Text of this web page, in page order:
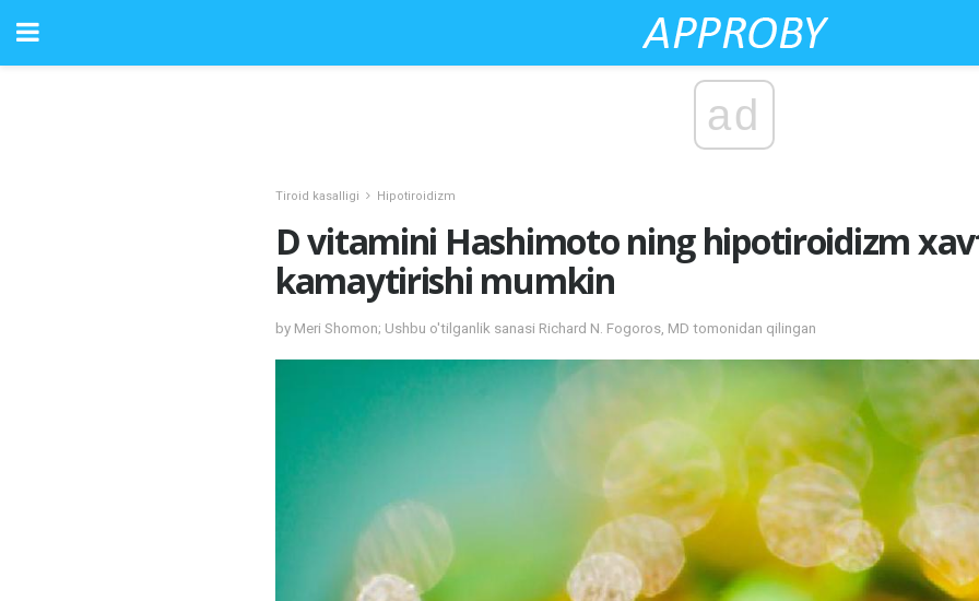
ad
Tiroid kasalligi Hipotiroidizm
D vitamini Hashimoto ning hipotiroidizm
kamaytirishi mumkin
by Meri Shomon; Ushbu o'tilganlik sanasi Richard N. Fogoros, MD tomonidan qilingan